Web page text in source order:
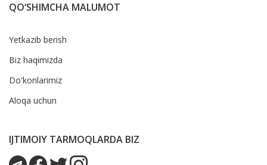
QO‘SHIMCHA MALUMOT
Yetkazib berish
Biz haqimizda
Do'konlarimiz
Aloqa uchun
IJTIMOIY TARMOQLARDA BIZ